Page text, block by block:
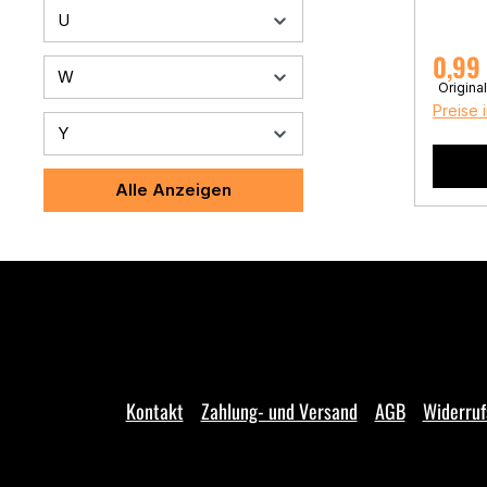
U
W
Y
Alle Anzeigen
Preise
Kontakt Zahlung- und Versand AGB